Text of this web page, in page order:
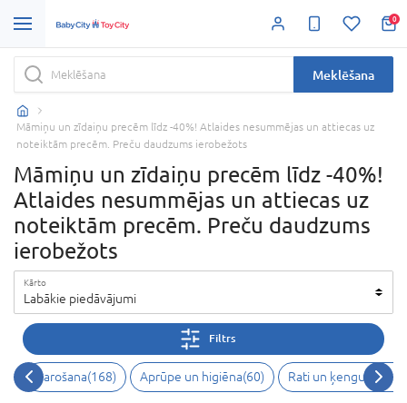
0
Meklēšana
Māmiņu un zīdaiņu precēm līdz -40%! Atlaides nesummējas un attiecas uz
noteiktām precēm. Preču daudzums ierobežots
Māmiņu un zīdaiņu precēm līdz -40%!
Atlaides nesummējas un attiecas uz
noteiktām precēm. Preču daudzums
ierobežots
Kārto
Labākie piedāvājumi
Filtrs
Barošana(168) Aprūpe un higiēna(60) Rati un ķengursomas